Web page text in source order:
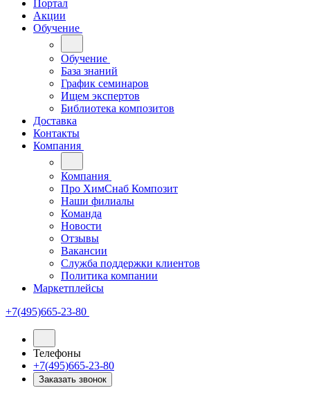
Портал
Акции
Обучение
Обучение
База знаний
График семинаров
Ищем экспертов
Библиотека композитов
Доставка
Контакты
Компания
Компания
Про ХимСнаб Композит
Наши филиалы
Команда
Новости
Отзывы
Вакансии
Служба поддержки клиентов
Политика компании
Маркетплейсы
+7(495)665-23-80
Телефоны
+7(495)665-23-80
Заказать звонок